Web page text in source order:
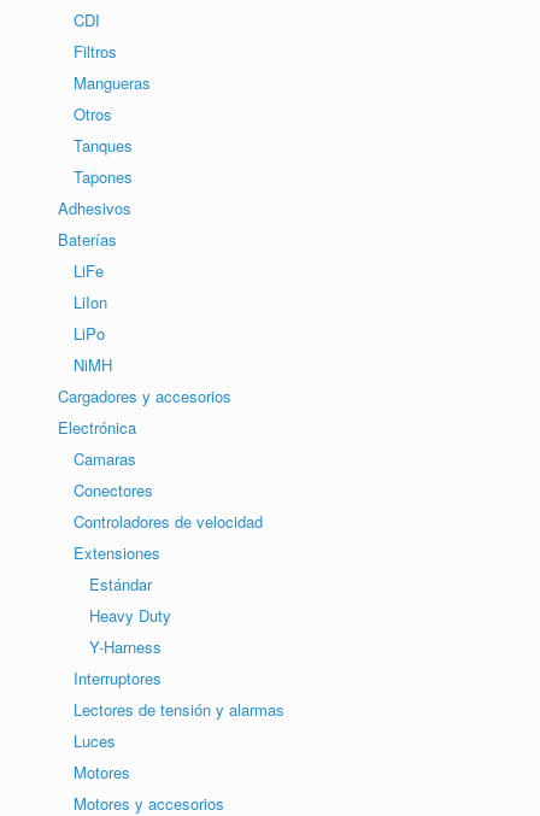
CDI
Filtros
Mangueras
Otros
Tanques
Tapones
Adhesivos
Baterías
LiFe
LiIon
LiPo
NiMH
Cargadores y accesorios
Electrónica
Camaras
Conectores
Controladores de velocidad
Extensiones
Estándar
Heavy Duty
Y-Harness
Interruptores
Lectores de tensión y alarmas
Luces
Motores
Motores y accesorios